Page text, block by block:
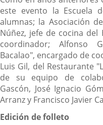
este evento la Escuela
alumnas; la Asociación
Núñez, jefe de cocina del
coordinador; Alfonso
Bacalao", encargado de
Luis Gil, del Restaurante
de su equipo de
Gascón, José Ignacio
Arranz y Francisco Javier
Edición de folleto